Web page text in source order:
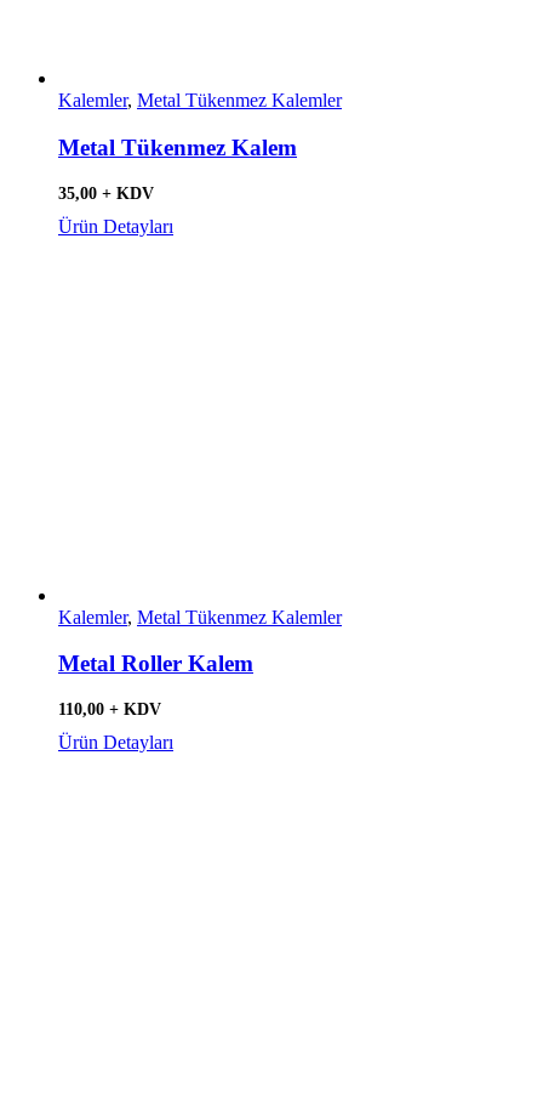
Kalemler, Metal Tükenmez Kalemler
Metal Tükenmez Kalem
35,00 + KDV
Ürün Detayları
Kalemler, Metal Tükenmez Kalemler
Metal Roller Kalem
110,00 + KDV
Ürün Detayları